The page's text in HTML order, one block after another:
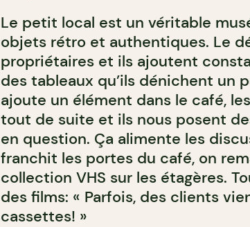
Le petit local est un véritable
objets rétro et authentiques. Le
propriétaires et ils ajoutent
des tableaux qu’ils dénichent un
ajoute un élément dans le café,
tout de suite et ils nous posent
en question. Ça alimente les
franchit les portes du café, on
collection VHS sur les étagères.
des films: « Parfois, des clients
cassettes! »